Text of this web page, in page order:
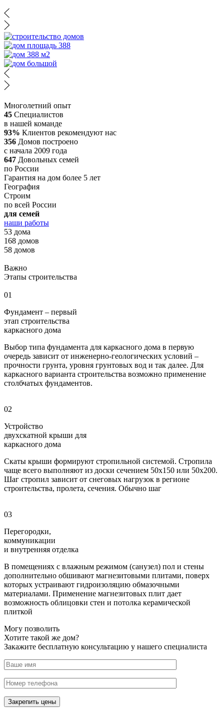
Многолетний опыт
45 Специалистов
в нашей команде
93% Клиентов рекомендуют нас
356 Домов построено
с начала 2009 года
647 Довольных семей
по России
Гарантия на дом более 5 лет
География
Строим
по всей России
для семей
наши работы
53 дома
168 домов
58 домов
Важно
Этапы строительства
01
Фундамент – первый
этап строительства
каркасного дома
Выбор типа фундамента для каркасного дома в первую
очередь зависит от инженерно-геологических условий –
прочности грунта, уровня грунтовых вод и так далее. Для
каркасного варианта строительства возможно применение
столбчатых фундаментов.
02
Устройство
двухскатной крыши для
каркасного дома
Скаты крыши формируют стропильной системой. Стропила
чаще всего выполняют из доски сечением 50х150 или 50х200.
Шаг стропил зависит от снеговых нагрузок в регионе
строительства, пролета, сечения. Обычно шаг
03
Перегородки,
коммуникации
и внутренняя отделка
В помещениях с влажным режимом (санузел) пол и стены
дополнительно обшивают магнезитовыми плитами, поверх
которых устраивают гидроизоляцию обмазочными
материалами. Применение магнезитовых плит дает
возможность облицовки стен и потолка керамической
плиткой
Могу позволить
Хотите такой же дом?
Закажите бесплатную консультацию у нашего специалиста